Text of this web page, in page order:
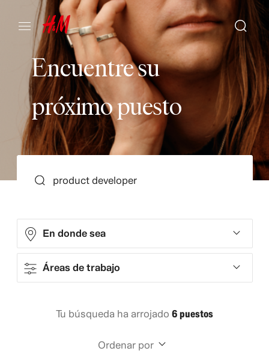
Encuentresu
próximopuesto
En donde sea
Áreas de trabajo
Tu búsqueda ha arrojado 6 puestos
Ordenar por